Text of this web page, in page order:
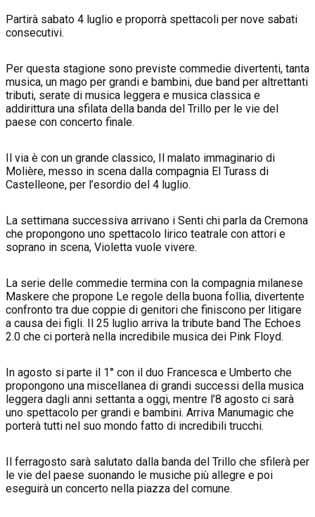
Partirà sabato 4 luglio e proporrà spettacoli per nove sabati
consecutivi.
Per questa stagione sono previste commedie divertenti, tanta
musica, un mago per grandi e bambini, due band per altrettanti
tributi, serate di musica leggera e musica classica e
addirittura una sfilata della banda del Trillo per le vie del
paese con concerto finale.
Il via è con un grande classico, Il malato immaginario di
Molière, messo in scena dalla compagnia El Turass di
Castelleone, per l’esordio del 4 luglio.
La settimana successiva arrivano i Senti chi parla da Cremona
che propongono uno spettacolo lirico teatrale con attori e
soprano in scena, Violetta vuole vivere.
La serie delle commedie termina con la compagnia milanese
Maskere che propone Le regole della buona follia, divertente
confronto tra due coppie di genitori che finiscono per litigare
a causa dei figli. Il 25 luglio arriva la tribute band The Echoes
2.0 che ci porterà nella incredibile musica dei Pink Floyd.
In agosto si parte il 1° con il duo Francesca e Umberto che
propongono una miscellanea di grandi successi della musica
leggera dagli anni settanta a oggi, mentre l’8 agosto ci sarà
uno spettacolo per grandi e bambini. Arriva Manumagic che
porterà tutti nel suo mondo fatto di incredibili trucchi.
Il ferragosto sarà salutato dalla banda del Trillo che sfilerà per
le vie del paese suonando le musiche più allegre e poi
eseguirà un concerto nella piazza del comune.